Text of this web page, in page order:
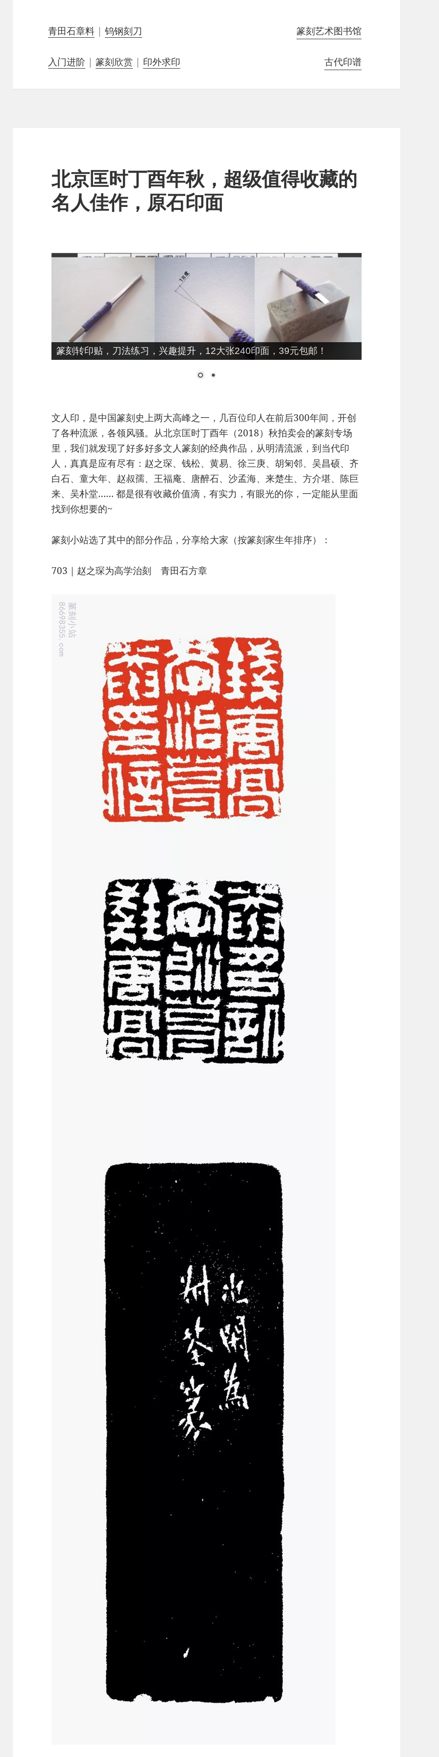
青田石章料 |钨钢刻刀 篆刻艺术图书馆
入门进阶 |篆刻欣赏 | 印外求印 古代印谱
北京匡时丁酉年秋，超级值得收藏的
名人佳作，原石印面
篆刻转印贴，刀法练习，兴趣提升，12大张240印面，39元包邮！
文人印，是中国篆刻史上两大高峰之一，几百位印人在前后300年间，开创
了各种流派，各领风骚。从北京匡时丁酉年（2018）秋拍卖会的篆刻专场
里，我们就发现了好多好多文人篆刻的经典作品，从明清流派，到当代印
人，真真是应有尽有：赵之琛、钱松、黄易、徐三庚、胡匊邻、吴昌硕、齐
白石、童大年、赵叔孺、王福庵、唐醉石、沙孟海、来楚生、方介堪、陈巨
来、吴朴堂…… 都是很有收藏价值滴，有实力，有眼光的你，一定能从里面
找到你想要的~
篆刻小站选了其中的部分作品，分享给大家（按篆刻家生年排序）：
703｜赵之琛为高学治刻 青田石方章